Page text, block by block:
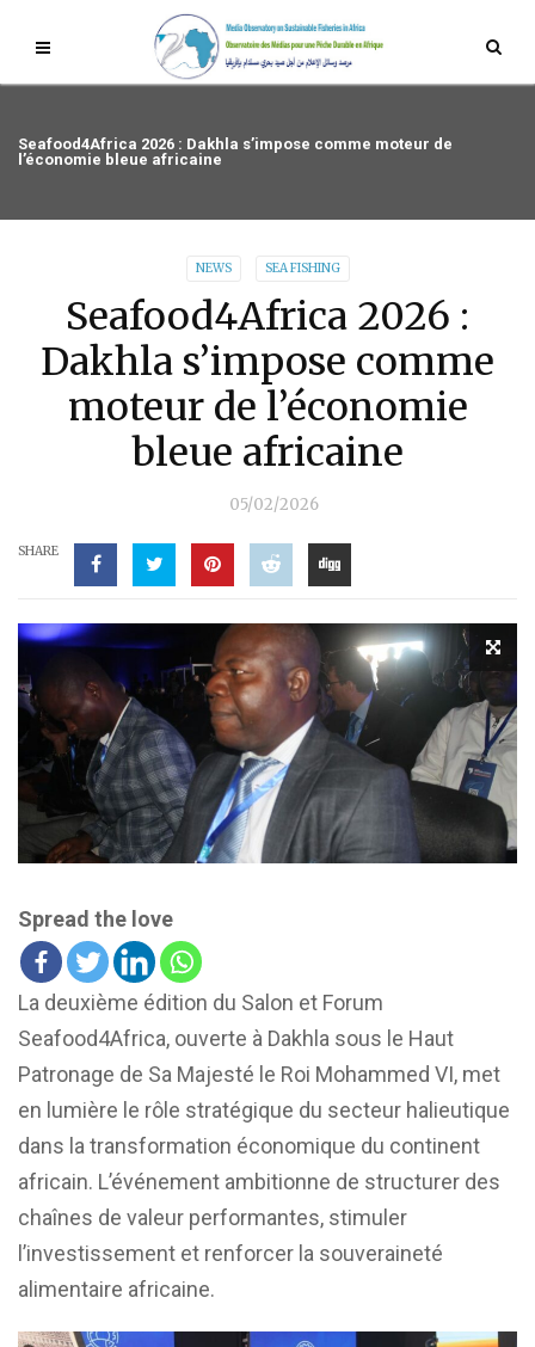
Seafood4Africa 2026 : Dakhla s’impose comme moteur de
l’économie bleue africaine
NEWS SEA FISHING
Seafood4Africa 2026 :
Dakhla s’impose comme
moteur de l’économie
bleue africaine
05/02/2026
SHARE
Spread the love
La deuxième édition du Salon et Forum
Seafood4Africa, ouverte à Dakhla sous le Haut
Patronage de Sa Majesté le Roi Mohammed VI, met
en lumière le rôle stratégique du secteur halieutique
dans la transformation économique du continent
africain. L’événement ambitionne de structurer des
chaînes de valeur performantes, stimuler
l’investissement et renforcer la souveraineté
alimentaire africaine.